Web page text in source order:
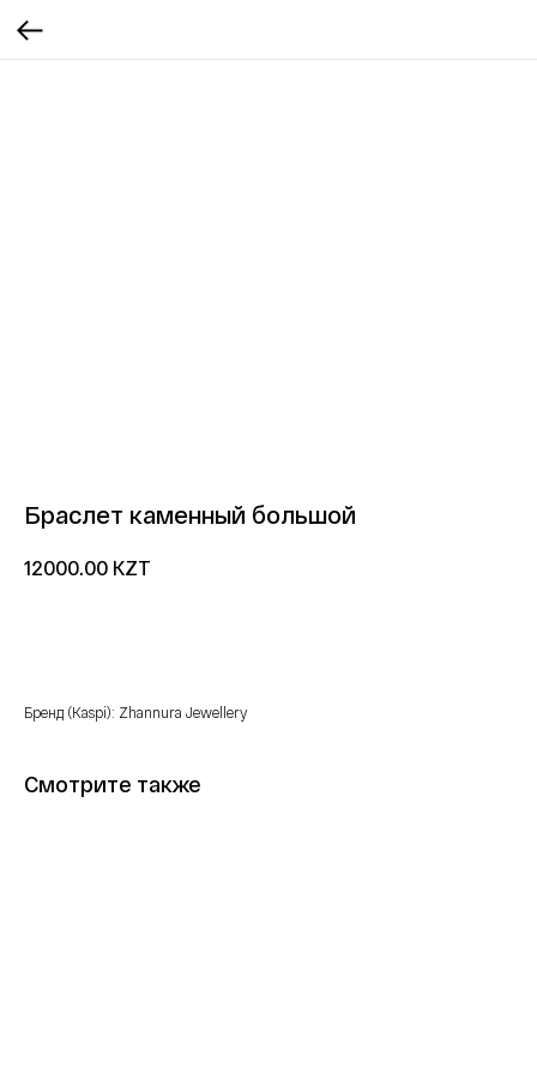
Браслет каменный большой
12000.00 KZT
Бренд (Kaspi): Zhannura Jewellery
Смотрите также